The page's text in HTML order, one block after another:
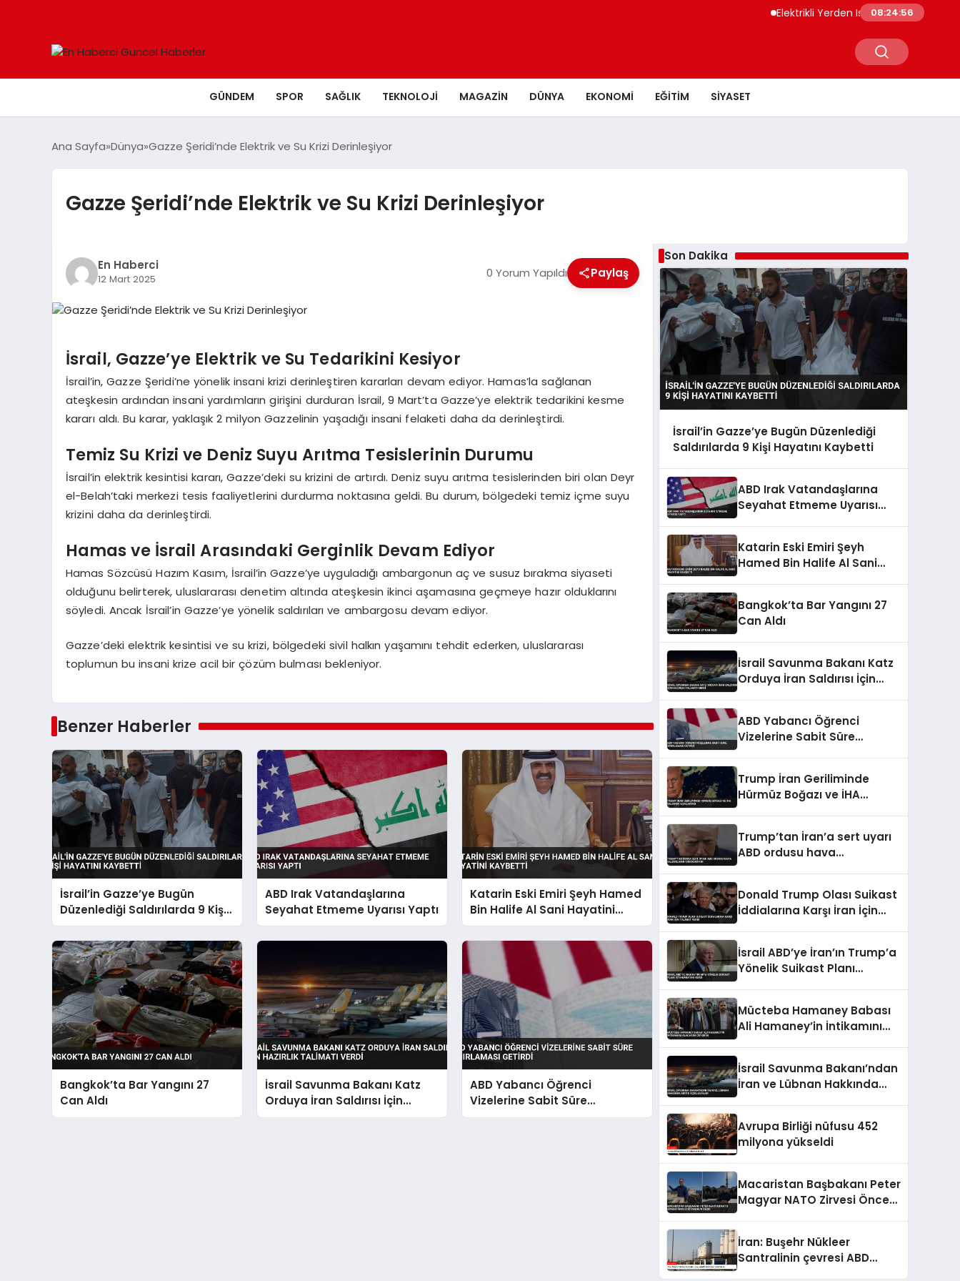
Elektrikli Yerden Isıtma Seramik ve
08:24:56
GÜNDEM SPOR SAĞLIK TEKNOLOJI MAGAZIN DÜNYA EKONOMI EĞITIM SIYASET
Ana Sayfa Dünya Gazze Şeridi’nde Elektrik ve Su Krizi Derinleşiyor
Gazze Şeridi’nde Elektrik ve Su Krizi Derinleşiyor
En Haberci
12 Mart 2025 0 Yorum Yapıldı Paylaş
İsrail, Gazze’ye Elektrik ve Su Tedarikini Kesiyor
İsrail’in, Gazze Şeridi’ne yönelik insani krizi derinleştiren kararları devam ediyor. Hamas’la sağlanan
ateşkesin ardından insani yardımların girişini durduran İsrail, 9 Mart’ta Gazze’ye elektrik tedarikini kesme
kararı aldı. Bu karar, yaklaşık 2 milyon Gazzelinin yaşadığı insani felaketi daha da derinleştirdi.
Temiz Su Krizi ve Deniz Suyu Arıtma Tesislerinin Durumu
İsrail’in elektrik kesintisi kararı, Gazze’deki su krizini de artırdı. Deniz suyu arıtma tesislerinden biri olan Deyr
el-Belah’taki merkezi tesis faaliyetlerini durdurma noktasına geldi. Bu durum, bölgedeki temiz içme suyu
krizini daha da derinleştirdi.
Hamas ve İsrail Arasındaki Gerginlik Devam Ediyor
Hamas Sözcüsü Hazım Kasım, İsrail’in Gazze’ye uyguladığı ambargonun aç ve susuz bırakma siyaseti
olduğunu belirterek, uluslararası denetim altında ateşkesin ikinci aşamasına geçmeye hazır olduklarını
söyledi. Ancak İsrail’in Gazze’ye yönelik saldırıları ve ambargosu devam ediyor.
Gazze’deki elektrik kesintisi ve su krizi, bölgedeki sivil halkın yaşamını tehdit ederken, uluslararası
toplumun bu insani krize acil bir çözüm bulması bekleniyor.
Benzer Haberler
İsrail’in Gazze’ye Bugün
Düzenlediği Saldırılarda 9 Kişi
Hayatını Kaybetti
ABD Irak Vatandaşlarına
Seyahat Etmeme Uyarısı Yaptı
Katarin Eski Emiri Şeyh Hamed
Bin Halife Al Sani Hayatini
Kaybetti
Bangkok’ta Bar Yangını 27
Can Aldı
İsrail Savunma Bakanı Katz
Orduya İran Saldırısı İçin
Hazırlık Talimatı Verdi
ABD Yabancı Öğrenci
Vizelerine Sabit Süre
Sınırlaması Getirdi
Son Dakika
İsrail’in Gazze’ye Bugün Düzenlediği
Saldırılarda 9 Kişi Hayatını Kaybetti
ABD Irak Vatandaşlarına
Seyahat Etmeme Uyarısı
Katarin Eski Emiri Şeyh
Hamed Bin Halife Al Sani
Bangkok’ta Bar Yangını 27
Can Aldı
İsrail Savunma Bakanı Katz
Orduya İran Saldırısı İçin
ABD Yabancı Öğrenci
Vizelerine Sabit Süre
Trump İran Geriliminde
Hürmüz Boğazı ve İHA
Trump’tan İran’a sert uyarı
ABD ordusu hava
Donald Trump Olası Suikast
İddialarına Karşı İran İçin
İsrail ABD’ye İran’ın Trump’a
Yönelik Suikast Planı
Mücteba Hamaney Babası
Ali Hamaney’in İntikamını
İsrail Savunma Bakanı’ndan
İran ve Lübnan Hakkında
Avrupa Birliği nüfusu 452
milyona yükseldi
Macaristan Başbakanı Peter
Magyar NATO Zirvesi Öncesi
İran: Buşehr Nükleer
Santralinin çevresi ABD